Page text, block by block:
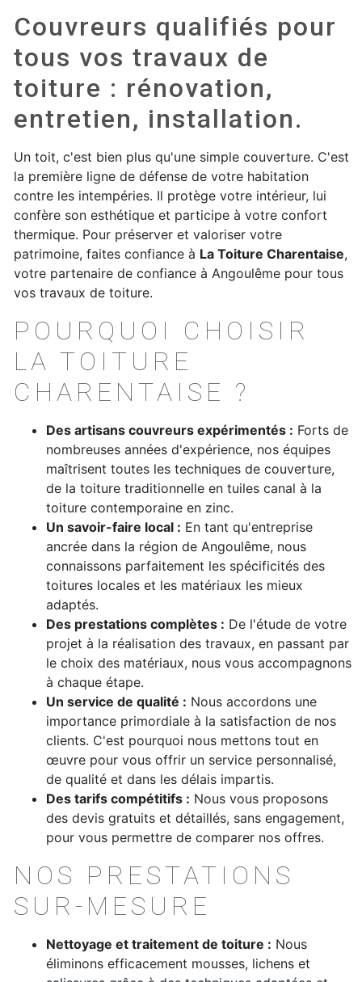
Couvreurs qualifiés pour
tous vos travaux de
toiture : rénovation,
entretien, installation.
Un toit, c'est bien plus qu'une simple couverture. C'est
la première ligne de défense de votre habitation
contre les intempéries. Il protège votre intérieur, lui
confère son esthétique et participe à votre confort
thermique. Pour préserver et valoriser votre
patrimoine, faites confiance à La Toiture Charentaise,
votre partenaire de confiance à Angoulême pour tous
vos travaux de toiture.
POURQUOI CHOISIR
LA TOITURE
CHARENTAISE ?
Des artisans couvreurs expérimentés : Forts de
nombreuses années d'expérience, nos équipes
maîtrisent toutes les techniques de couverture,
de la toiture traditionnelle en tuiles canal à la
toiture contemporaine en zinc.
Un savoir-faire local : En tant qu'entreprise
ancrée dans la région de Angoulême, nous
connaissons parfaitement les spécificités des
toitures locales et les matériaux les mieux
adaptés.
Des prestations complètes : De l'étude de votre
projet à la réalisation des travaux, en passant par
le choix des matériaux, nous vous accompagnons
à chaque étape.
Un service de qualité : Nous accordons une
importance primordiale à la satisfaction de nos
clients. C'est pourquoi nous mettons tout en
œuvre pour vous offrir un service personnalisé,
de qualité et dans les délais impartis.
Des tarifs compétitifs : Nous vous proposons
des devis gratuits et détaillés, sans engagement,
pour vous permettre de comparer nos offres.
NOS PRESTATIONS
SUR-MESURE
Nettoyage et traitement de toiture : Nous
éliminons efficacement mousses, lichens et